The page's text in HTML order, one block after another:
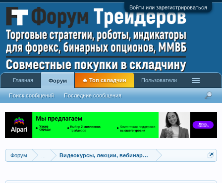
Войти или зарегистрироваться
Форум Видеокурсы, лекции, вебинары, учебный материал
Главная Форум
Поиск сообщений Последние сообщения
🔥 Топ складчин Пользователи